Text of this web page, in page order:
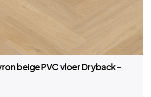
beige PVC vloer Dryback –